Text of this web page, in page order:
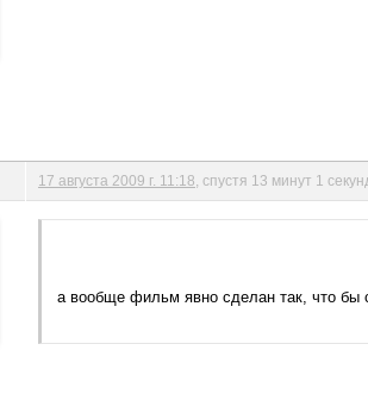
17 августа 2009 г. 11:18 , спустя 13 минут 1
а вообще фильм явно сделан так, что бы